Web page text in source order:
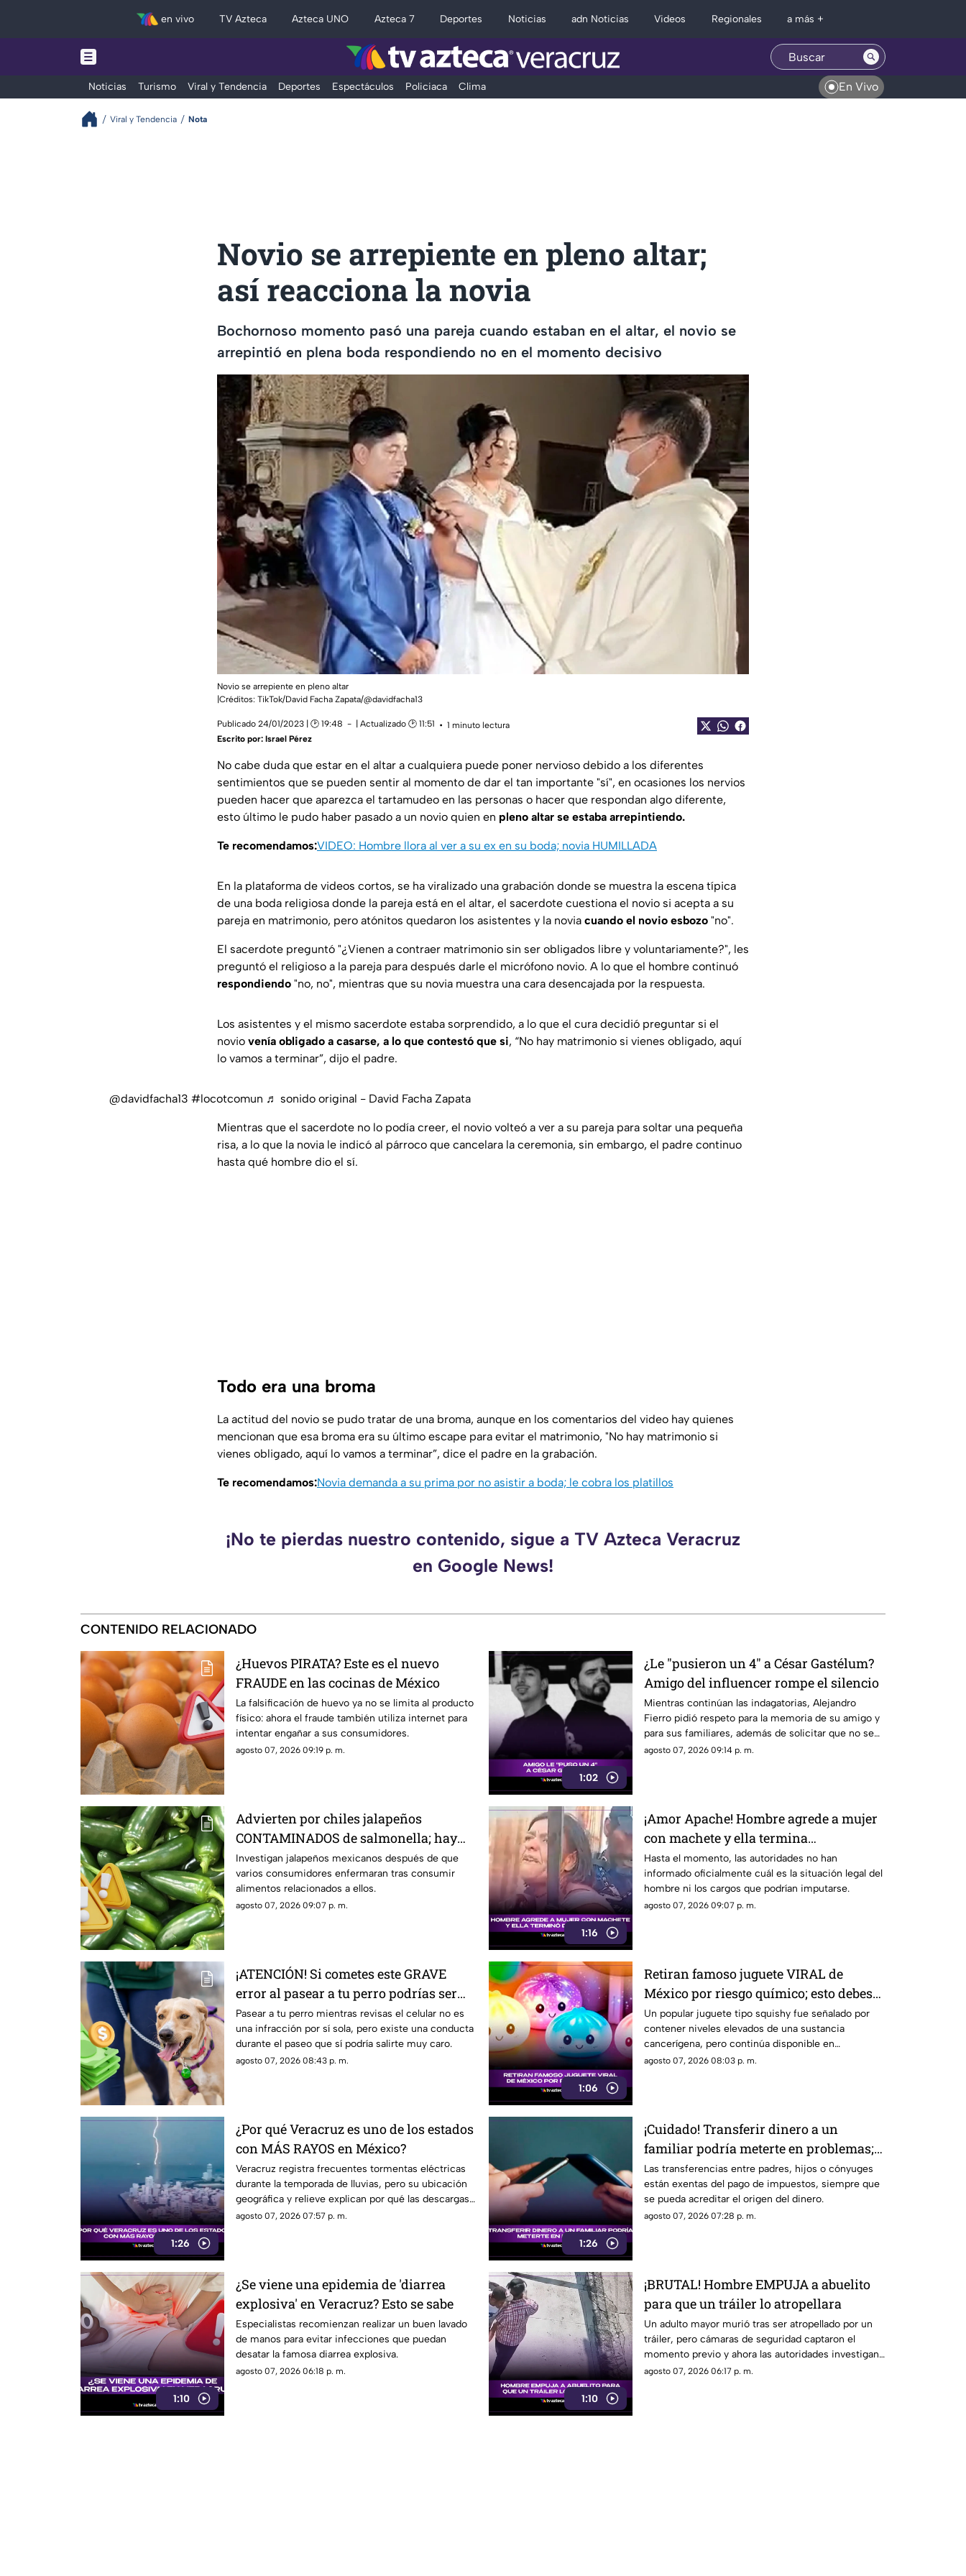
en vivo TV Azteca Azteca UNO Azteca 7 Deportes Noticias adn Noticias Videos Regionales a más +
Noticias Turismo Viral y Tendencia Deportes Espectáculos Policiaca Clima En Vivo
Viral y Tendencia Nota
Novio se arrepiente en pleno altar;
así reacciona la novia
Bochornoso momento pasó una pareja cuando estaban en el altar, el novio se
arrepintió en plena boda respondiendo no en el momento decisivo
Novio se arrepiente en pleno altar
|Créditos: TikTok/David Facha Zapata/@davidfacha13
Publicado 24/01/2023 | 🕑 19:48 | Actualizado 🕑 11:51
1 minuto lectura
Escrito por: Israel Pérez
No cabe duda que estar en el altar a cualquiera puede poner nervioso debido a los diferentes
sentimientos que se pueden sentir al momento de dar el tan importante "sí", en ocasiones los nervios
pueden hacer que aparezca el tartamudeo en las personas o hacer que respondan algo diferente,
esto último le pudo haber pasado a un novio quien en pleno altar se estaba arrepintiendo.
Te recomendamos:VIDEO: Hombre llora al ver a su ex en su boda; novia HUMILLADA
En la plataforma de videos cortos, se ha viralizado una grabación donde se muestra la escena típica
de una boda religiosa donde la pareja está en el altar, el sacerdote cuestiona el novio si acepta a su
pareja en matrimonio, pero atónitos quedaron los asistentes y la novia cuando el novio esbozo "no".
El sacerdote preguntó "¿Vienen a contraer matrimonio sin ser obligados libre y voluntariamente?", les
preguntó el religioso a la pareja para después darle el micrófono novio. A lo que el hombre continuó
respondiendo "no, no", mientras que su novia muestra una cara desencajada por la respuesta.
Los asistentes y el mismo sacerdote estaba sorprendido, a lo que el cura decidió preguntar si el
novio venía obligado a casarse, a lo que contestó que si, “No hay matrimonio si vienes obligado, aquí
lo vamos a terminar”, dijo el padre.
@davidfacha13 #locotcomun ♬ sonido original - David Facha Zapata
Mientras que el sacerdote no lo podía creer, el novio volteó a ver a su pareja para soltar una pequeña
risa, a lo que la novia le indicó al párroco que cancelara la ceremonia, sin embargo, el padre continuo
hasta qué hombre dio el sí.
Todo era una broma
La actitud del novio se pudo tratar de una broma, aunque en los comentarios del video hay quienes
mencionan que esa broma era su último escape para evitar el matrimonio, "No hay matrimonio si
vienes obligado, aquí lo vamos a terminar”, dice el padre en la grabación.
Te recomendamos:Novia demanda a su prima por no asistir a boda; le cobra los platillos
¡No te pierdas nuestro contenido, sigue a TV Azteca Veracruz
en Google News!
CONTENIDO RELACIONADO
¿Huevos PIRATA? Este es el nuevo
FRAUDE en las cocinas de México
La falsificación de huevo ya no se limita al producto
físico: ahora el fraude también utiliza internet para
intentar engañar a sus consumidores.
agosto 07, 2026 09:19 p. m.
1:02
¿Le "pusieron un 4" a César Gastélum?
Amigo del influencer rompe el silencio
Mientras continúan las indagatorias, Alejandro
Fierro pidió respeto para la memoria de su amigo y
para sus familiares, además de solicitar que no se
emitan juicios sin pruebas.
agosto 07, 2026 09:14 p. m.
Advierten por chiles jalapeños
CONTAMINADOS de salmonella; hay
más de 300 casos confirmados
Investigan jalapeños mexicanos después de que
varios consumidores enfermaran tras consumir
alimentos relacionados a ellos.
agosto 07, 2026 09:07 p. m.
1:16
¡Amor Apache! Hombre agrede a mujer
con machete y ella termina
defendiéndolo [Video]
Hasta el momento, las autoridades no han
informado oficialmente cuál es la situación legal del
hombre ni los cargos que podrían imputarse.
agosto 07, 2026 09:07 p. m.
¡ATENCIÓN! Si cometes este GRAVE
error al pasear a tu perro podrías ser
multado
Pasear a tu perro mientras revisas el celular no es
una infracción por sí sola, pero existe una conducta
durante el paseo que sí podría salirte muy caro.
agosto 07, 2026 08:43 p. m.
1:06
Retiran famoso juguete VIRAL de
México por riesgo químico; esto debes
saber
Un popular juguete tipo squishy fue señalado por
contener niveles elevados de una sustancia
cancerígena, pero continúa disponible en
mercados, tiendas y redes sociales.
agosto 07, 2026 08:03 p. m.
1:26
¿Por qué Veracruz es uno de los estados
con MÁS RAYOS en México?
Veracruz registra frecuentes tormentas eléctricas
durante la temporada de lluvias, pero su ubicación
geográfica y relieve explican por qué las descargas
son tan comunes.
agosto 07, 2026 07:57 p. m.
1:26
¡Cuidado! Transferir dinero a un
familiar podría meterte en problemas;
esto se sabe
Las transferencias entre padres, hijos o cónyuges
están exentas del pago de impuestos, siempre que
se pueda acreditar el origen del dinero.
agosto 07, 2026 07:28 p. m.
1:10
¿Se viene una epidemia de 'diarrea
explosiva' en Veracruz? Esto se sabe
Especialistas recomienzan realizar un buen lavado
de manos para evitar infecciones que puedan
desatar la famosa diarrea explosiva.
agosto 07, 2026 06:18 p. m.
1:10
¡BRUTAL! Hombre EMPUJA a abuelito
para que un tráiler lo atropellara
Un adulto mayor murió tras ser atropellado por un
tráiler, pero cámaras de seguridad captaron el
momento previo y ahora las autoridades investigan
a un joven.
agosto 07, 2026 06:17 p. m.